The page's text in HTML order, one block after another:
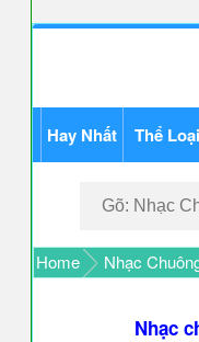
Hay Nhất Thể Loại
Home Nhạc
Nhạc